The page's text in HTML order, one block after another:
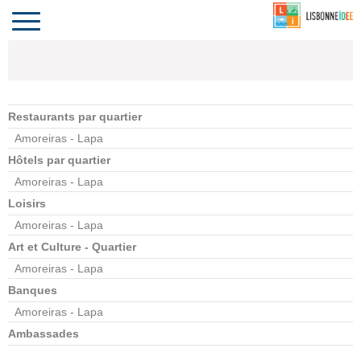
LE PORTUGAL
Toggle
navigation
Restaurants par quartier
Amoreiras - Lapa
Hôtels par quartier
Amoreiras - Lapa
Loisirs
Amoreiras - Lapa
Art et Culture - Quartier
Amoreiras - Lapa
Banques
Amoreiras - Lapa
Ambassades